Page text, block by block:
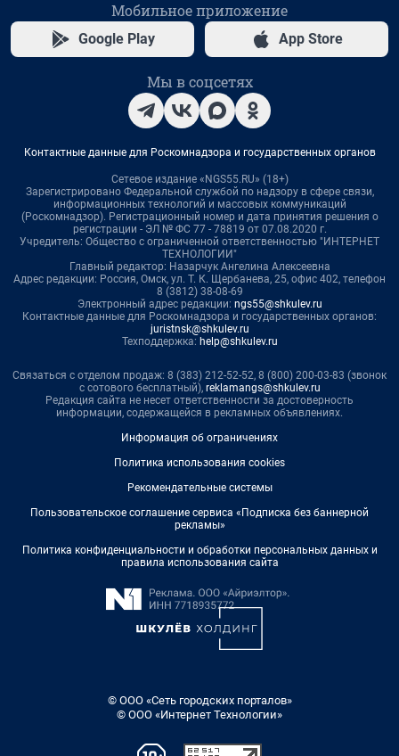
Мобильное приложение
Google Play App Store
Мы в соцсетях
Контактные данные для Роскомнадзора и государственных органов
Сетевое издание «NGS55.RU» (18+)
Зарегистрировано Федеральной службой по надзору в сфере связи,
информационных технологий и массовых коммуникаций
(Роскомнадзор). Регистрационный номер и дата принятия решения о
регистрации - ЭЛ № ФС 77 - 78819 от 07.08.2020 г.
Учредитель: Общество с ограниченной ответственностью "ИНТЕРНЕТ
ТЕХНОЛОГИИ"
Главный редактор: Назарчук Ангелина Алексеевна
Адрес редакции: Россия, Омск, ул. Т. К. Щербанева, 25, офис 402, телефон
8 (3812) 38-08-69
Электронный адрес редакции: ngs55@shkulev.ru
Контактные данные для Роскомнадзора и государственных органов:
juristnsk@shkulev.ru
Техподдержка: help@shkulev.ru
Связаться с отделом продаж: 8 (383) 212-52-52, 8 (800) 200-03-83 (звонок
с сотового бесплатный), reklamangs@shkulev.ru
Редакция сайта не несет ответственности за достоверность
информации, содержащейся в рекламных объявлениях.
Информация об ограничениях
Политика использования cookies
Рекомендательные системы
Пользовательское соглашение сервиса «Подписка без баннерной
рекламы»
Политика конфиденциальности и обработки персональных данных и
правила использования сайта
© ООО «Сеть городских порталов»
© ООО «Интернет Технологии»